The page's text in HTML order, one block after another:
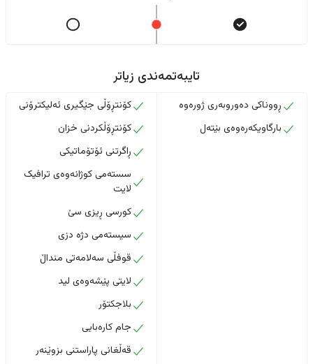
تایبەتمەندی زیاتر
ڕووناکی دەوروبەری ژورەوە
بارگاویکەرەوەی بێتەل
کۆنتڕۆڵی جێگیری ئەلیکترۆنی
کۆنتڕۆڵکردنی خزان
ڕاگرتنی ئۆتۆماتیکی
سستەمی کوژانەوەی ترافیک
لایت
کورسی ڕیزی سێ
سیستەمی دژە دزی
قوفڵی سەلامەتی منداڵ
لایتی پێشەوەی لید
بلاجکتۆر
جام کارەبایی
قەڵغانی پاراستنی بزوێنەر